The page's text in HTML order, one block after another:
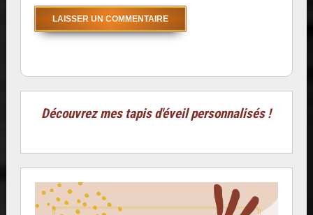
Découvrez mes tapis d'éveil personnalisés !